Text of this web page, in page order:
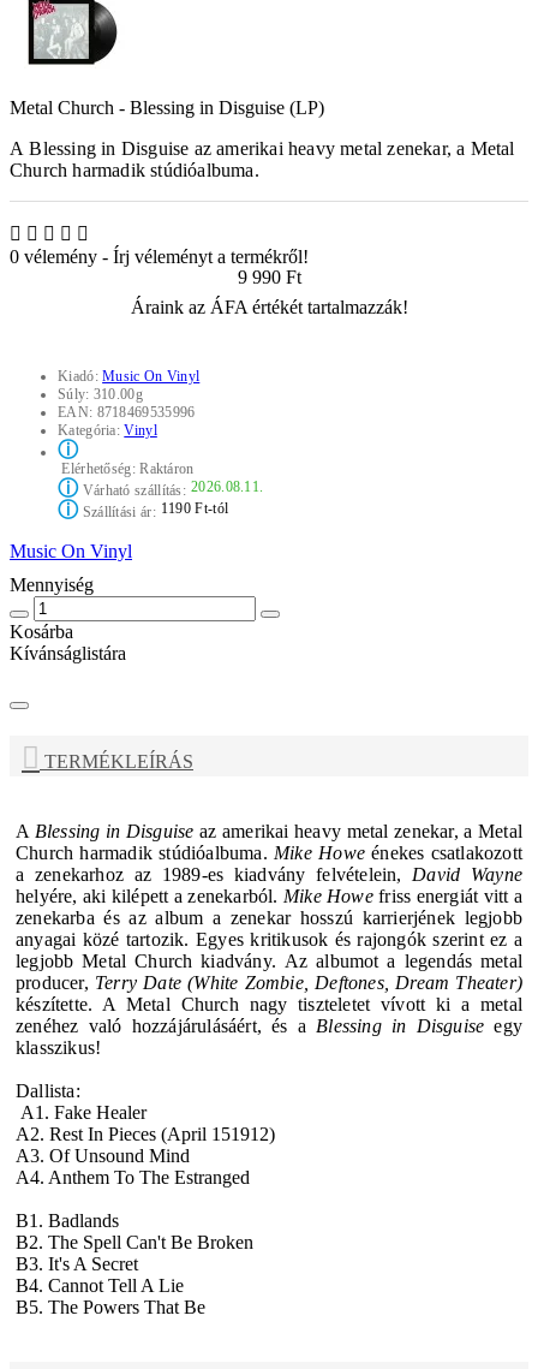
Metal Church - Blessing in Disguise (LP)
ABlessing in Disguise az amerikai heavy metal zenekar, a Metal
Church harmadik stúdióalbuma.
0 vélemény - Írj véleményt a termékről!
9 990 Ft
Áraink az ÁFA értékét tartalmazzák!
Kiadó:Music On Vinyl
Súly: 310.00g
EAN: 8718469535996
Kategória:Vinyl
ⓘ
Elérhetőség:Raktáron
ⓘVárható szállítás: 2026.08.11.
ⓘSzállítási ár: 1190 Ft-tól
Music On Vinyl
Mennyiség
Kosárba
Kívánságlistára
TERMÉKLEÍRÁS
A Blessing in Disguise az amerikai heavy metal zenekar, aMetal
Church harmadik stúdióalbuma. Mike Howeénekes csatlakozott
a zenekarhoz az 1989-es kiadvány felvételein, David Wayne
helyére, aki kilépett a zenekarból. Mike Howefriss energiát vitt a
zenekarba és az album a zenekar hosszú karrierjének legjobb
anyagai közé tartozik. Egyes kritikusok és rajongók szerint ez a
legjobbMetal Churchkiadvány. Az albumot a legendás metal
producer, Terry Date (White Zombie, Deftones, Dream Theater)
készítette. A Metal Church nagy tiszteletet vívott ki a metal
zenéhez való hozzájárulásáért, és a Blessing in Disguise egy
klasszikus!
Dallista:
A1. Fake Healer
A2. Rest In Pieces (April 151912)
A3. Of Unsound Mind
A4. Anthem To The Estranged
B1. Badlands
B2. The Spell Can't Be Broken
B3. It's A Secret
B4. Cannot Tell A Lie
B5. The Powers That Be